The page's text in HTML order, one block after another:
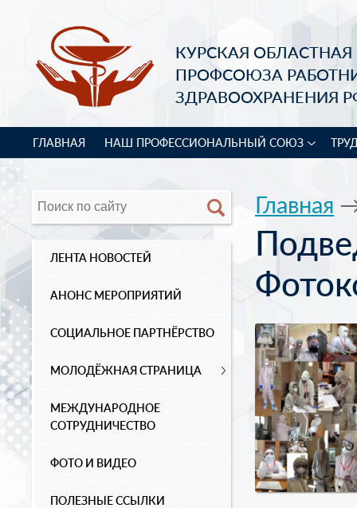
КУРСКАЯ
ПРОФСОЮЗА
ЗДРАВООХРАНЕНИЯ
ГЛАВНАЯ НАШ ПРОФЕССИОНАЛЬНЫЙ СОЮЗ
ЛЕНТА НОВОСТЕЙ
АНОНС МЕРОПРИЯТИЙ
СОЦИАЛЬНОЕ ПАРТНЁРСТВО
МОЛОДЁЖНАЯ СТРАНИЦА
МЕЖДУНАРОДНОЕ
СОТРУДНИЧЕСТВО
ФОТО И ВИДЕО
ПОЛЕЗНЫЕ ССЫЛКИ
Главная